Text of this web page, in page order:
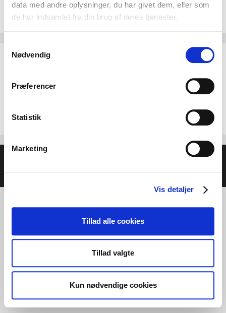
data med andre oplysninger, du har givet dem, eller som
de har indsamlet fra din brug af deres tjenester.
Nødvendig
Præferencer
Statistik
Marketing
Vis detaljer
Tillad alle cookies
Tillad valgte
Kun nødvendige cookies
Messe-Skitse
Du skal være
© 2026 Helse- og Livsstilsmesse - Energien i Centrum•
Bygget medGeneratePress